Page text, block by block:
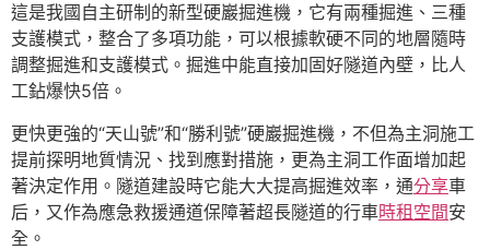
這是我國自主研制的新型硬巖掘進機，它有兩種掘進、三種
支護模式，整合了多項功能，可以根據軟硬不同的地層隨時
調整掘進和支護模式。掘進中能直接加固好隧道內壁，比人
工鉆爆快5倍。
更快更強的“天山號”和“勝利號”硬巖掘進機，不但為主洞施工
提前探明地質情況、找到應對措施，更為主洞工作面增加起
著決定作用。隧道建設時它能大大提高掘進效率，通分享車
后，又作為應急救援通道保障著超長隧道的行車時租空間安
全。